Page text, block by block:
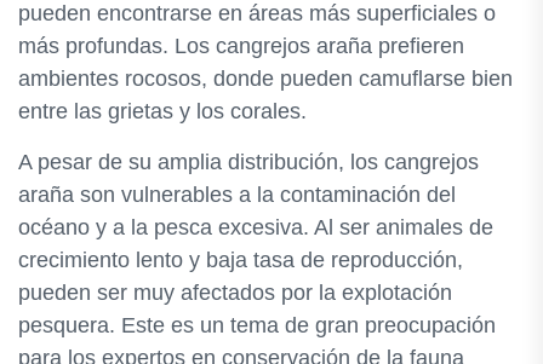
pueden encontrarse en áreas más superficiales o
más profundas. Los cangrejos araña prefieren
ambientes rocosos, donde pueden camuflarse bien
entre las grietas y los corales.
A pesar de su amplia distribución, los cangrejos
araña son vulnerables a la contaminación del
océano y a la pesca excesiva. Al ser animales de
crecimiento lento y baja tasa de reproducción,
pueden ser muy afectados por la explotación
pesquera. Este es un tema de gran preocupación
para los expertos en conservación de la fauna